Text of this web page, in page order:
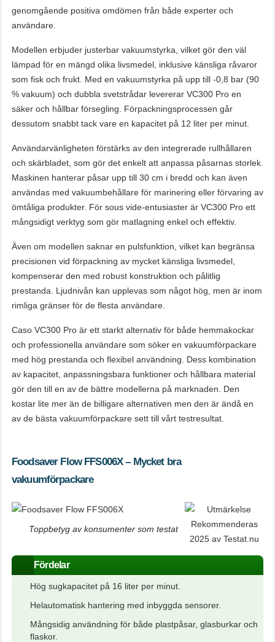
genomgående positiva omdömen från både experter och
användare.
Modellen erbjuder justerbar vakuumstyrka, vilket gör den väl
lämpad för en mängd olika livsmedel, inklusive känsliga råvaror
som fisk och frukt. Med en vakuumstyrka på upp till -0,8 bar (90
% vakuum) och dubbla svetstrådar levererar VC300 Pro en
säker och hållbar försegling. Förpackningsprocessen går
dessutom snabbt tack vare en kapacitet på 12 liter per minut.
Användarvänligheten förstärks av den integrerade rullhållaren
och skärbladet, som gör det enkelt att anpassa påsarnas storlek.
Maskinen hanterar påsar upp till 30 cm i bredd och kan även
användas med vakuumbehållare för marinering eller förvaring av
ömtåliga produkter. För sous vide-entusiaster är VC300 Pro ett
mångsidigt verktyg som gör matlagning enkel och effektiv.
Även om modellen saknar en pulsfunktion, vilket kan begränsa
precisionen vid förpackning av mycket känsliga livsmedel,
kompenserar den med robust konstruktion och pålitlig
prestanda. Ljudnivån kan upplevas som något hög, men är inom
rimliga gränser för de flesta användare.
Caso VC300 Pro är ett starkt alternativ för både hemmakockar
och professionella användare som söker en vakuumförpackare
med hög prestanda och flexibel användning. Dess kombination
av kapacitet, anpassningsbara funktioner och hållbara material
gör den till en av de bättre modellerna på marknaden. Den
kostar lite mer än de billigare alternativen men den är ändå en
av de bästa vakuumförpackare sett till vårt testresultat.
Foodsaver Flow FFS006X – Mycket bra
vakuumförpackare
Toppbetyg av konsumenter som testat
Fördelar
Hög sugkapacitet på 16 liter per minut.
Helautomatisk hantering med inbyggda sensorer.
Mångsidig användning för både plastpåsar, glasburkar och
flaskor.